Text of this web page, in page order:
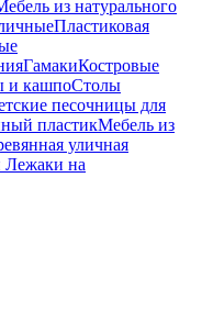
из натурального
Пластиковая
ГамакиКостровые
и кашпоСтолы
песочницы для
пластикМебель из
уличная
на